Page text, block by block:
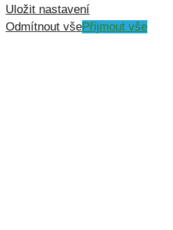
Uložit nastavení
Odmítnout všePřijmout vše